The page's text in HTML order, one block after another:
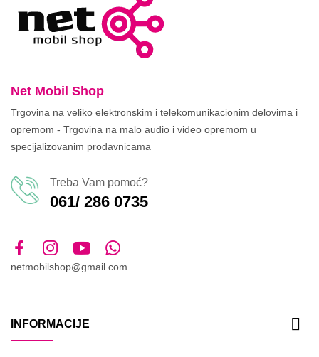
Net Mobil Shop
Trgovina na veliko elektronskim i telekomunikacionim delovima i
opremom - Trgovina na malo audio i video opremom u
specijalizovanim prodavnicama
Treba Vam pomoć?
061/ 286 0735
netmobilshop@gmail.com
INFORMACIJE 